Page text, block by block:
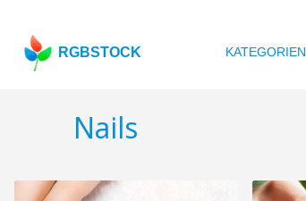
RGBSTOCK KATEGORIEN
Nails